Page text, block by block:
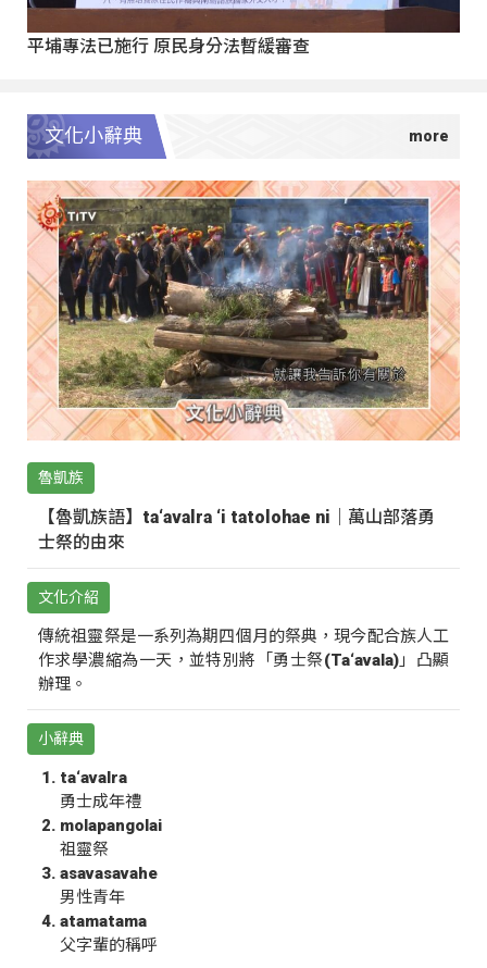
平埔專法已施行 原民身分法暫緩審查
文化小辭典
魯凱族
【魯凱族語】ta‘avalra ‘i tatolohae ni｜萬山部落勇
士祭的由來
文化介紹
傳統祖靈祭是一系列為期四個月的祭典，現今配合族人工
作求學濃縮為一天，並特別將「勇士祭(Ta‘avala)」凸顯
辦理。
小辭典
ta‘avalra
勇士成年禮
molapangolai
祖靈祭
asavasavahe
男性青年
atamatama
父字輩的稱呼